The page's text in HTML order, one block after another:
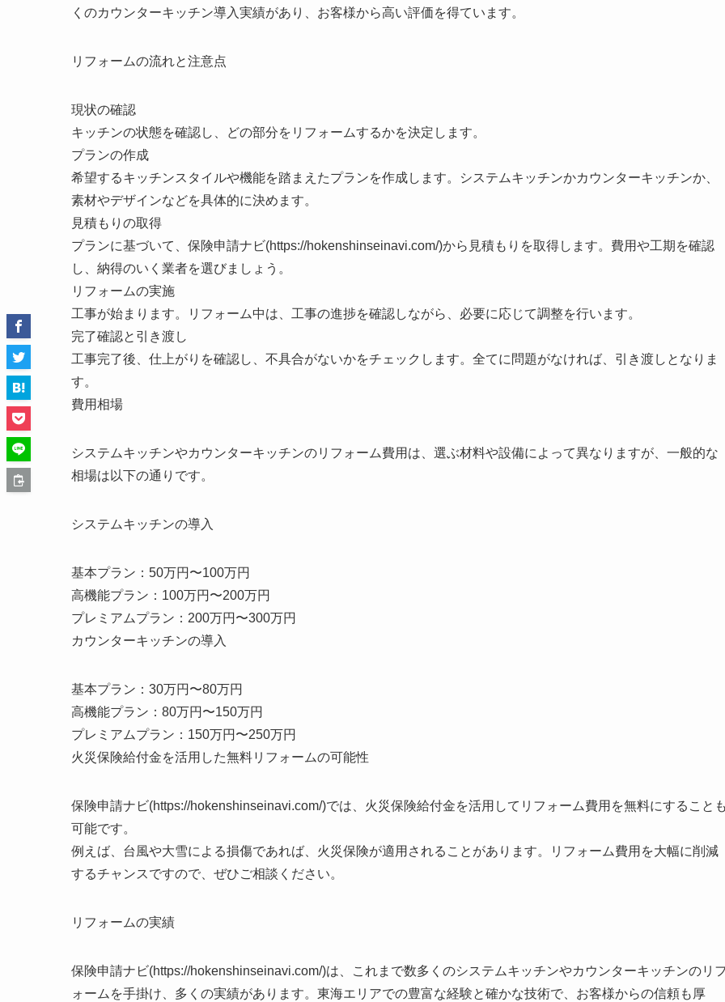
くのカウンターキッチン導入実績があり、お客様から高い評価を得ています。
リフォームの流れと注意点
現状の確認
キッチンの状態を確認し、どの部分をリフォームするかを決定します。
プランの作成
希望するキッチンスタイルや機能を踏まえたプランを作成します。システムキッチンかカウンターキッチンか、
素材やデザインなどを具体的に決めます。
見積もりの取得
プランに基づいて、保険申請ナビ(https://hokenshinseinavi.com/)から見積もりを取得します。費用や工期を確認
し、納得のいく業者を選びましょう。
リフォームの実施
工事が始まります。リフォーム中は、工事の進捗を確認しながら、必要に応じて調整を行います。
完了確認と引き渡し
工事完了後、仕上がりを確認し、不具合がないかをチェックします。全てに問題がなければ、引き渡しとなりま
す。
費用相場
システムキッチンやカウンターキッチンのリフォーム費用は、選ぶ材料や設備によって異なりますが、一般的な
相場は以下の通りです。
システムキッチンの導入
基本プラン：50万円〜100万円
高機能プラン：100万円〜200万円
プレミアムプラン：200万円〜300万円
カウンターキッチンの導入
基本プラン：30万円〜80万円
高機能プラン：80万円〜150万円
プレミアムプラン：150万円〜250万円
火災保険給付金を活用した無料リフォームの可能性
保険申請ナビ(https://hokenshinseinavi.com/)では、火災保険給付金を活用してリフォーム費用を無料にすること
可能です。
例えば、台風や大雪による損傷であれば、火災保険が適用されることがあります。リフォーム費用を大幅に削減
するチャンスですので、ぜひご相談ください。
リフォームの実績
保険申請ナビ(https://hokenshinseinavi.com/)は、これまで数多くのシステムキッチンやカウンターキッチンのリ
ォームを手掛け、多くの実績があります。東海エリアでの豊富な経験と確かな技術で、お客様からの信頼も厚